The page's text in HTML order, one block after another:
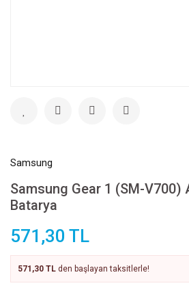
Samsung
Samsung Gear 1 (SM-V700)
Batarya
571,30 TL
571,30 TL den başlayan taksitlerle!